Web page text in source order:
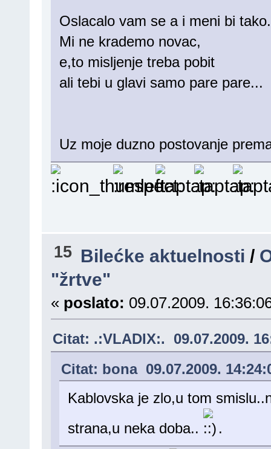
Oslacalo vam se a i meni bi tako.
Mi ne krademo novac,
e,to misljenje treba pobit
ali tebi u glavi samo pare pare...
Uz moje duzno postovanje
15 Bilećke aktuelnosti /
"žrtve"
« poslato: 09.07.2009.
Citat: .:VLADIX:. 09.07.2009.
Citat: bona 09.07.2009.
Kablovska je zlo,u tom
strana,u neka doba..
.